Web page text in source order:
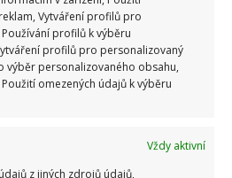
Vytváření profilů pro
profilů k výběru
profilů pro personalizovaný
výběr personalizovaného obsahu,
omezených údajů k výběru
Vždy aktivní
z jiných zdrojů údajů,
hradech a zámcích: Jediná
10 slavných památek
mohou projít s plným skóre